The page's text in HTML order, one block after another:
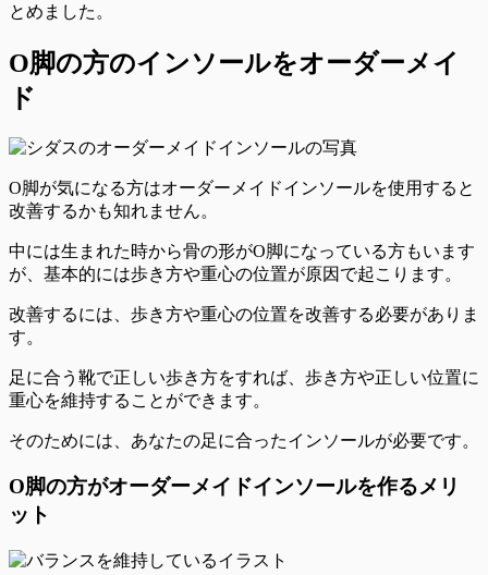
とめました。
O脚の方のインソールをオーダーメイ
ド
O脚が気になる方はオーダーメイドインソールを使用すると
改善するかも知れません。
中には生まれた時から骨の形がO脚になっている方もいます
が、基本的には歩き方や重心の位置が原因 で起こります。
改善するには、歩き方や重心の位置を改善する必要がありま
す。
足に合う靴で正しい歩き方をすれば、歩き方や正しい位置に
重心を維持することができます。
そのためには、あなたの足に合ったインソールが必要です。
O脚の方がオーダーメイドインソールを作るメリ
ット